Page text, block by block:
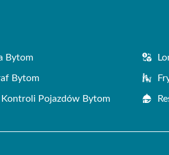
Bytom
Bytom
Kontroli Pojazdów Bytom